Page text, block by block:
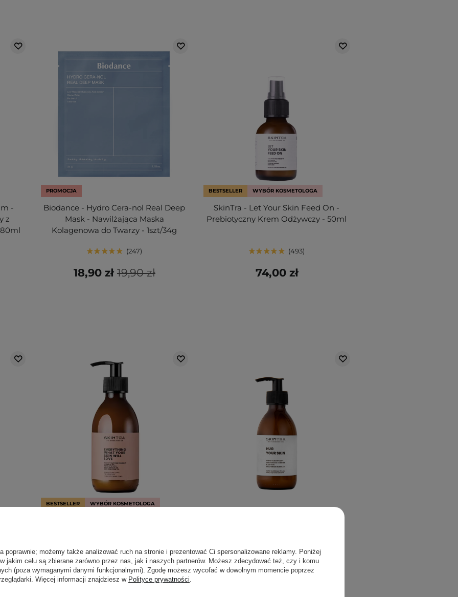
-
z
PROMOCJA
Biodance - Hydro Cera-nol Real Deep
Mask - Nawilżająca Maska
Kolagenowa do Twarzy - 1szt/34g
247
19,90 zł
18,90 zł
BESTSELLER WYBÓR KOSMETOLOGA
SkinTra - Let Your Skin Feed On -
Prebiotyczny Krem Odżywczy - 50ml
493
74,00 zł
BESTSELLER WYBÓR KOSMETOLOGA
666
126,00 zł
103
poprawnie; możemy także analizować ruch na stronie i prezentować Ci spersonalizowane reklamy. Poniżej
jakim celu są zbierane zarówno przez nas, jak i naszych partnerów. Możesz zdecydować też, czy i komu
(poza wymaganymi danymi funkcjonalnymi). Zgodę możesz wycofać w dowolnym momencie poprzez
Więcej informacji znajdziesz w Polityce prywatności.